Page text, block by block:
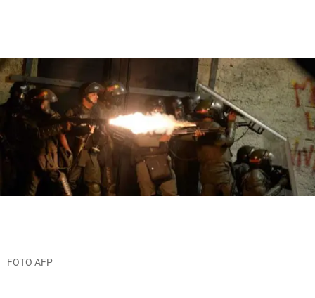
FOTO AFP